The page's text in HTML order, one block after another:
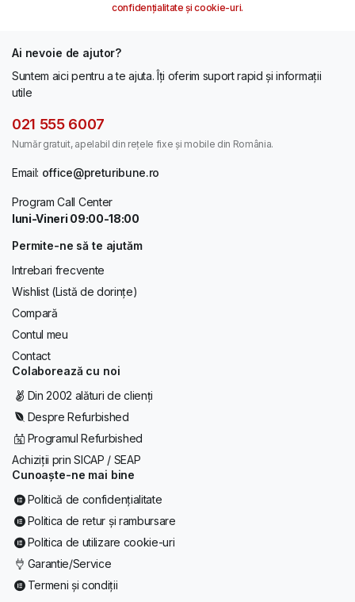
confidențialitate și cookie-uri.
Ai nevoie de ajutor?
Suntem aici pentru a te ajuta. Îți oferim suport rapid și informații
utile
021 555 6007
Număr gratuit, apelabil din rețele fixe și mobile din România.
Email: office@preturibune.ro
Program Call Center
luni-Vineri 09:00-18:00
Permite-ne să te ajutăm
Intrebari frecvente
Wishlist (Listă de dorințe)
Compară
Contul meu
Contact
Colaborează cu noi
Din 2002 alături de clienți
Despre Refurbished
Programul Refurbished
Achiziții prin SICAP / SEAP
Cunoaște-ne mai bine
Politică de confidențialitate
Politica de retur și rambursare
Politica de utilizare cookie-uri
Garantie/Service
Termeni și condiții